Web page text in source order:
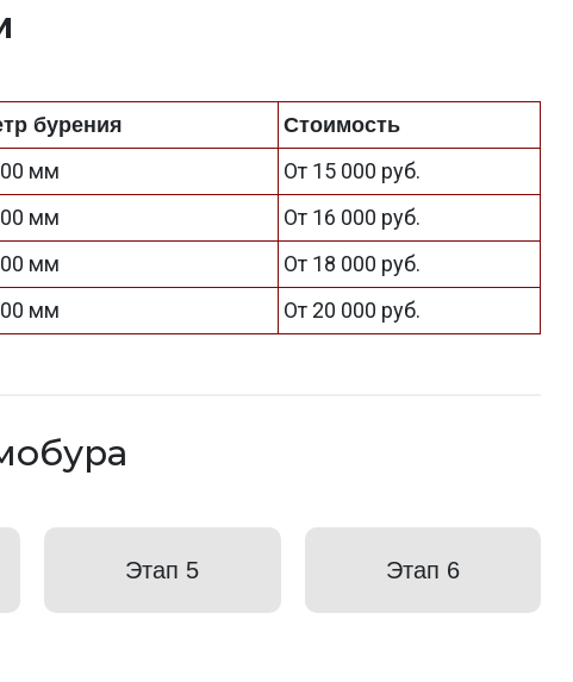
бурения Стоимость
мм
От 15 000 руб.
мм
От 16 000 руб.
мм
От 18 000 руб.
мм От 20 000 руб.
Этап 5 Этап 6